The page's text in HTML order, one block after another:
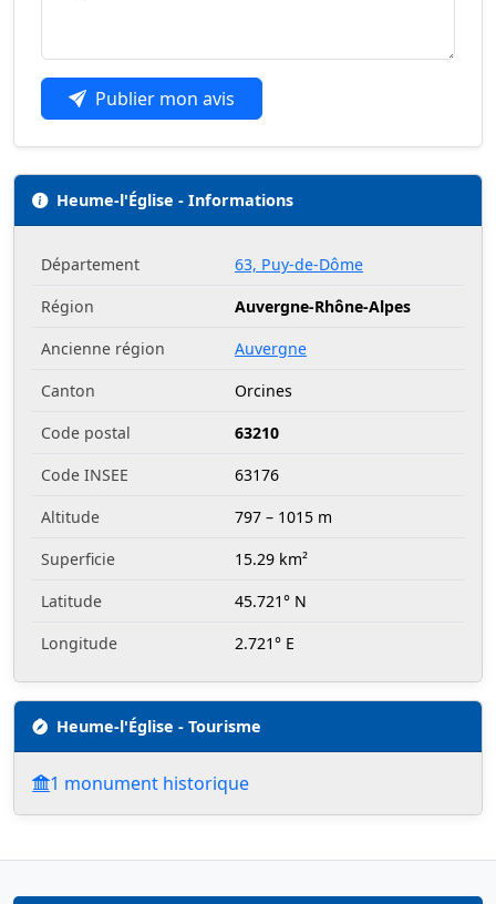
Publier mon avis
Heume-l'Église - Informations
Département
63, Puy-de-Dôme
Région
Auvergne-Rhône-Alpes
Ancienne région
Auvergne
Canton
Orcines
Code postal
63210
Code INSEE
63176
Altitude
797 – 1015 m
Superficie
15.29 km²
Latitude
45.721° N
Longitude
2.721° E
Heume-l'Église - Tourisme
1 monument historique